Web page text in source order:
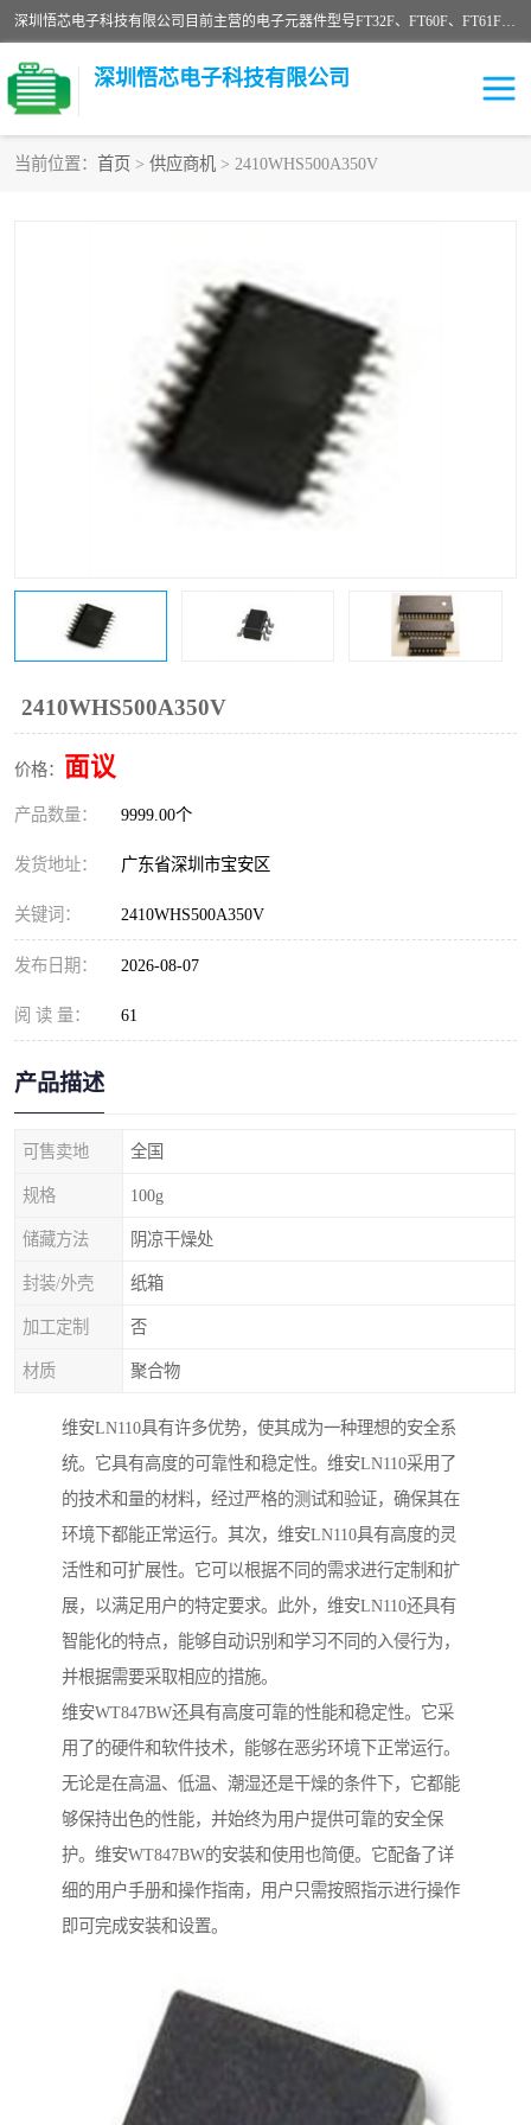
深圳悟芯电子科技有限公司目前主营的电子元器件型号FT32F、FT60F、FT61F、FT62F、FT64F、FT61FC、MCU EEPROM MOS LDO 稳压管 触摸IC DC-DC AC-DC 协议IC等，广泛应用于LED射灯、LED日光灯、等诸多领域。
深圳悟芯电子科技有限公司
当前位置： 首页 > 供应商机 > 2410WHS500A350V
2410WHS500A350V
价格： 面议
产品数量： 9999.00个
发货地址： 广东省深圳市宝安区
关键词： 2410WHS500A350V
发布日期： 2026-08-07
阅 读 量： 61
产品描述
可售卖地 全国
规格 100g
储藏方法 阴凉干燥处
封装/外壳 纸箱
加工定制 否
材质 聚合物
维安LN110具有许多优势，使其成为一种理想的安全系
统。它具有高度的可靠性和稳定性。维安LN110采用了
的技术和量的材料，经过严格的测试和验证，确保其在
环境下都能正常运行。其次，维安LN110具有高度的灵
活性和可扩展性。它可以根据不同的需求进行定制和扩
展，以满足用户的特定要求。此外，维安LN110还具有
智能化的特点，能够自动识别和学习不同的入侵行为，
并根据需要采取相应的措施。
维安WT847BW还具有高度可靠的性能和稳定性。它采
用了的硬件和软件技术，能够在恶劣环境下正常运行。
无论是在高温、低温、潮湿还是干燥的条件下，它都能
够保持出色的性能，并始终为用户提供可靠的安全保
护。维安WT847BW的安装和使用也简便。它配备了详
细的用户手册和操作指南，用户只需按照指示进行操作
即可完成安装和设置。
FT32F
FT64F
FT61FC
FT61F022
FT61F021